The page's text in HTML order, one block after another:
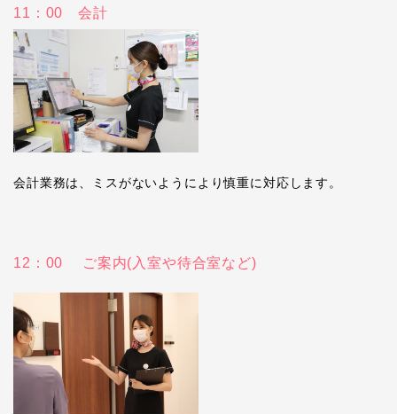
11：00 会計
会計業務は、ミスがないようにより慎重に対応します。
12：00 ご案内(入室や待合室など)